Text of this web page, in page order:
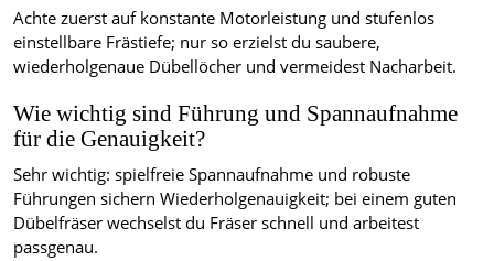
Achte zuerst auf konstante Motorleistung und stufenlos
einstellbare Frästiefe; nur so erzielst du saubere,
wiederholgenaue Dübellöcher und vermeidest Nacharbeit.
Wie wichtig sind Führung und Spannaufnahme
für die Genauigkeit?
Sehr wichtig: spielfreie Spannaufnahme und robuste
Führungen sichern Wiederholgenauigkeit; bei einem guten
Dübelfräser wechselst du Fräser schnell und arbeitest
passgenau.